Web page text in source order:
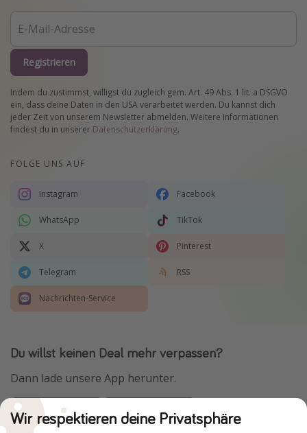
Registrieren
Indem du zustimmst, willigst du zugleich gem. Art. 49 Abs. 1 lit. a DSGVO
ein, dass deine Daten in den USA verarbeitet werden. Du kannst dich
jeder Zeit von unserem Newsletter abmelden. Weitere Informationen
findest du in unserer Datenschutzerklärung.
FOLGE UNS AUF
Instagram Facebook
WhatsApp TikTok
X Pinterest
Telegram RSS
Nachrichten-Service
Du willst keinen Deal mehr verpassen?
Dann lade unsere App herunter.
Wir respektieren deine Privatsphäre